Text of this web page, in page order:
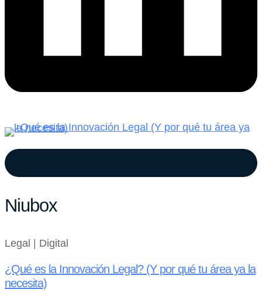
Niubox
Legal | Digital
¿Qué es la Innovación Legal? (Y por qué tu área ya la
necesita)